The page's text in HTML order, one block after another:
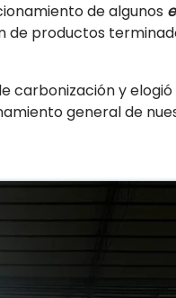
de algunos
de productos
carbonización y
general de